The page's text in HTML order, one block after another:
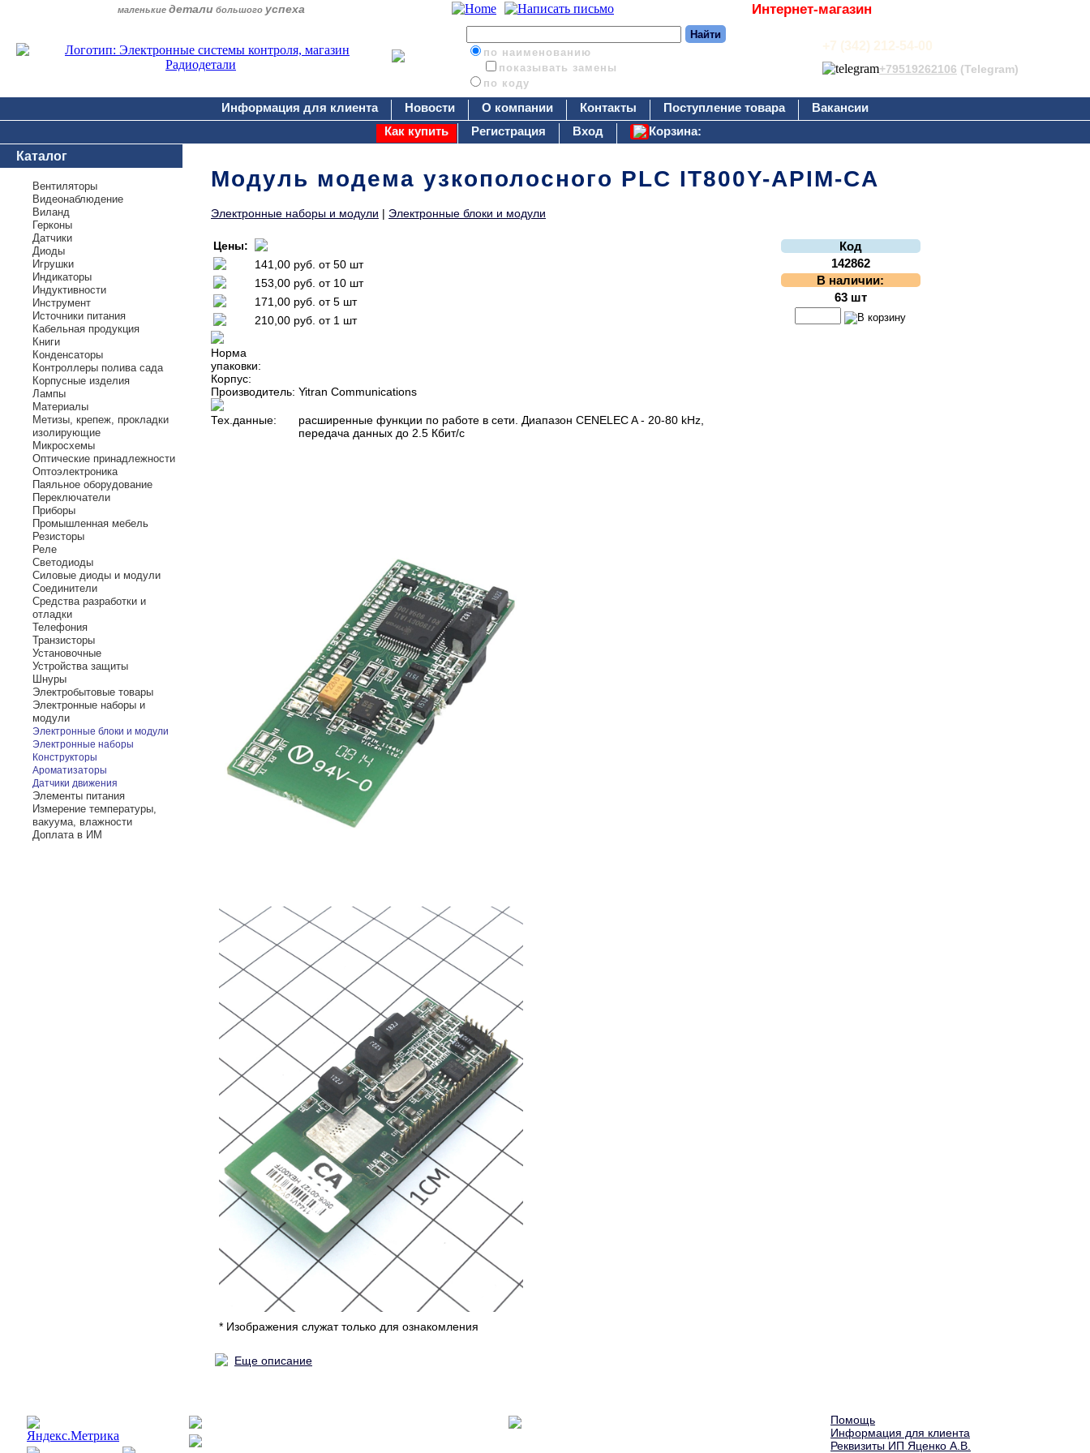
маленькие детали большого успеха Интернет-магазин
по наименованию
показывать замены
по коду
+7 (342) 212-54-00
+79519262106 (Telegram)
Информация для клиента Новости О компании Контакты Поступление товара
Вакансии
Как купить
Регистрация Вход
Корзина:
Каталог
Вентиляторы
Видеонаблюдение
Виланд
Герконы
Датчики
Диоды
Игрушки
Индикаторы
Индуктивности
Инструмент
Источники питания
Кабельная продукция
Книги
Конденсаторы
Контроллеры полива сада
Корпусные изделия
Лампы
Материалы
Метизы, крепеж, прокладки
изолирующие
Микросхемы
Оптические принадлежности
Оптоэлектроника
Паяльное оборудование
Переключатели
Приборы
Промышленная мебель
Резисторы
Реле
Светодиоды
Силовые диоды и модули
Соединители
Средства разработки и
отладки
Телефония
Транзисторы
Установочные
Устройства защиты
Шнуры
Электробытовые товары
Электронные наборы и
модули
Электронные блоки и модули
Электронные наборы
Конструкторы
Ароматизаторы
Датчики движения
Элементы питания
Измерение температуры,
вакуума, влажности
Доплата в ИМ
Модуль модема узкополосного PLC IT800Y-APIM-CA
Электронные наборы и модули | Электронные блоки и модули
Цены:
141,00 руб. от 50 шт
153,00 руб. от 10 шт
171,00 руб. от 5 шт
210,00 руб. от 1 шт
Норма
упаковки:
Корпус:
Производитель: Yitran Communications
Тех.данные:
расширенные функции по работе в сети. Диапазон CENELEC A - 20-80 kHz,
передача данных до 2.5 Кбит/с
Код
142862
В наличии:
63 шт
* Изображения служат только для ознакомления
Еще описание
Помощь
Информация для клиента
Реквизиты ИП Яценко А.В.